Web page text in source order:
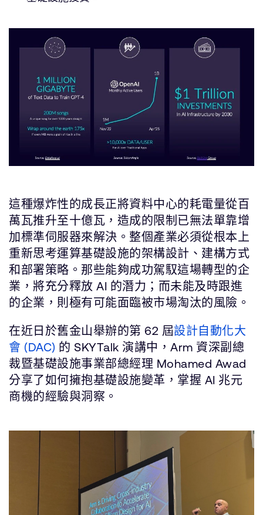
這種爆炸性的成長正將資料中心的耗電量從百
萬瓦推升至十億瓦，造成的限制已無法單靠增
加標準伺服器來解決。整個產業必須從根本上
重新思考運算基礎設施的架構設計、建構方式
和部署策略。那些能夠成功駕馭這場轉型的企
業，將充分釋放 AI 的潛力；而未能及時跟進
的企業，則極有可能面臨被市場淘汰的風險。
在近日於舊金山舉辦的第 62 屆設計自動化大
會 (DAC) 的 SKYTalk 演講中，Arm 資深副總
裁暨基礎設施事業部總經理 Mohamed Awad
分享了如何擁抱基礎設施變革，掌握 AI 兆元
商機的經驗與洞察。